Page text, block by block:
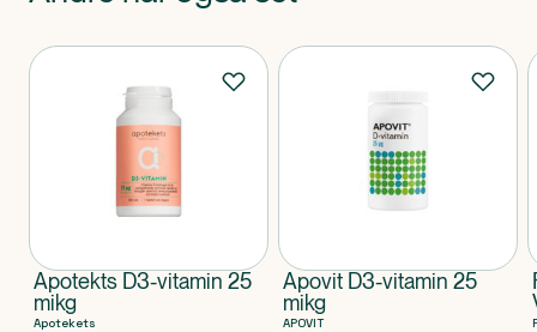
Produkter
Apotekts D3-vitamin 25
mikg
Apotekets
Apovit D3-vitamin 25
mikg
APOVIT